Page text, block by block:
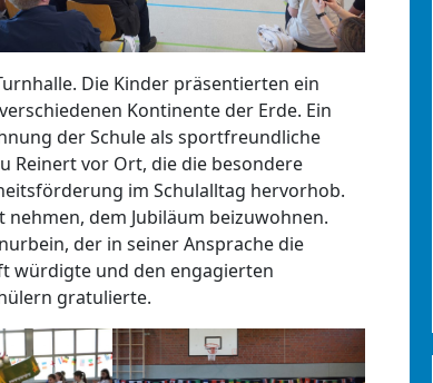
Die Kinder präsentierten ein
Kontinente der Erde. Ein
der Schule als sportfreundliche
Reinert vor Ort, die die besondere
im Schulalltag hervorhob.
dem Jubiläum beizuwohnen.
der in seiner Ansprache die
würdigte und den engagierten
gratulierte.